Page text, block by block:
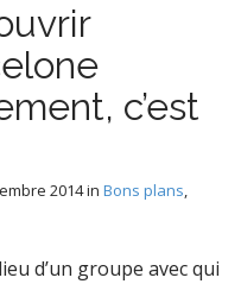
c’est
2014in Bons plans,
d’un groupe avec qui